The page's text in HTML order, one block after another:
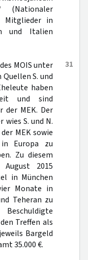
(Nationaler
Mitglieder in
und Italien
31
MOIS unter
S. und
haben
und sind
der MEK. Der
S. und N.
MEK sowie
Europa zu
Zu diesem
2015
in München
Monate in
Teheran zu
Treffen als
Bargeld
35.000 €.